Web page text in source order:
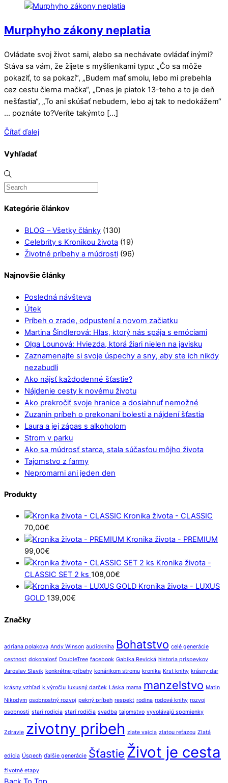
Murphyho zákony neplatia
Ovládate svoj život sami, alebo sa nechávate ovládať inými?
Stáva sa vám, že žijete s myšlienkami typu: „Čo sa môže
pokaziť, to sa pokazí“, „Budem mať smolu, lebo mi prebehla
cez cestu čierna mačka“, „Dnes je piatok 13-teho a to je deň
nešťastia“, „To ani skúšať nebudem, lebo aj tak to nedokážem“
… poznáte to?Veríte takýmto […]
Čítať ďalej
Vyhľadať
Kategórie článkov
BLOG – Všetky články (130)
Celebrity s Kronikou života (19)
Životné príbehy a múdrosti (96)
Najnovšie články
Posledná návšteva
Útek
Príbeh o zrade, odpustení a novom začiatku
Martina Šindlerová: Hlas, ktorý nás spája s emóciami
Olga Lounová: Hviezda, ktorá žiari nielen na javisku
Zaznamenajte si svoje úspechy a sny, aby ste ich nikdy
nezabudli
Ako nájsť každodenné šťastie?
Nájdenie cesty k novému životu
Ako prekročiť svoje hranice a dosiahnuť nemožné
Zuzanin príbeh o prekonaní bolesti a nájdení šťastia
Laura a jej zápas s alkoholom
Strom v parku
Ako sa múdrosť starca, stala súčasťou môjho života
Tajomstvo z farmy
Nepromarni ani jeden den
Produkty
Kronika života - CLASSIC
70,00€
Kronika života - PREMIUM
99,00€
Kronika života -
CLASSIC SET 2 ks 108,00€
Kronika života - LUXUS
GOLD 139,00€
Značky
adriana polakova Andy Winson audiokniha Bohatstvo celé generácie
cestnost dokonalosť DoubleTree facebook Gabika Revická historia prispevkov
Jaroslav Slavik konkrétne príbehy konárikom stromu kronika Krst knihy krásny dar
krásny vzhľad k výročiu luxusný darček Láska mama manzelstvo Matin
Nikodym osobnostný rozvoj pekný príbeh respekt rodina rodové knihy rozvoj
osobnosti stari rodicia starí rodičia svadba tajomstvo vyvolávajú spomienky
Zdravie zivotny pribeh zlate vajcia zlatou reťazou Zlatá
edícia Úspech ďalšie generácie Šťastie Život je cesta
životné etapy